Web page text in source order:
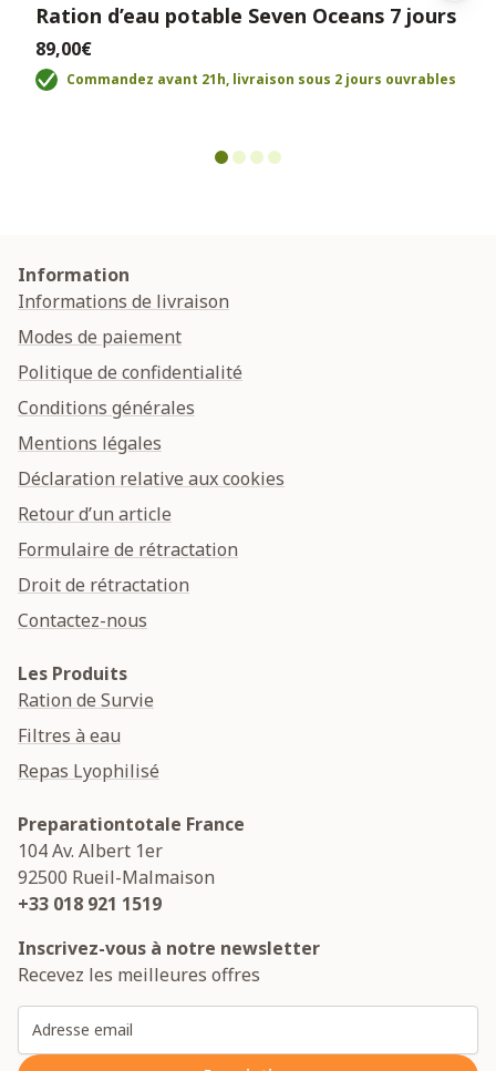
Ration d’eau potable Seven Oceans 7 jours
89,00€
Commandez avant 21h, livraison sous 2 jours ouvrables
Information
Informations de livraison
Modes de paiement
Politique de confidentialité
Conditions générales
Mentions légales
Déclaration relative aux cookies
Retour d’un article
Formulaire de rétractation
Droit de rétractation
Contactez-nous
Les Produits
Ration de Survie
Filtres à eau
Repas Lyophilisé
Preparationtotale France
104 Av. Albert 1er
92500 Rueil-Malmaison
+33 018 921 1519
Inscrivez-vous à notre newsletter
Recevez les meilleures offres